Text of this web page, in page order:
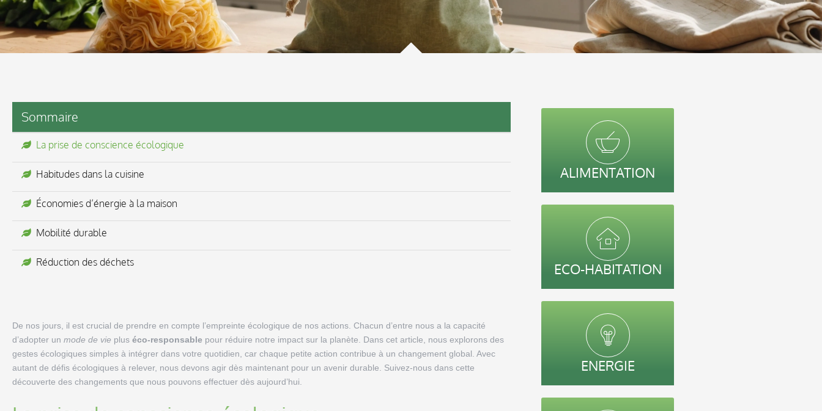
Sommaire
La prise de conscience écologique
Habitudes dans la cuisine
Économies d’énergie à la maison
Mobilité durable
Réduction des déchets
De nos jours, il est crucial de prendre en compte l’empreinte écologique de nos actions. Chacun d’entre nous a la capacité
d’adopter un mode de vie plus éco-responsable pour réduire notre impact sur la planète. Dans cet article, nous explorons des
gestes écologiques simples à intégrer dans votre quotidien, car chaque petite action contribue à un changement global. Avec
autant de défis écologiques à relever, nous devons agir dès maintenant pour un avenir durable. Suivez-nous dans cette
découverte des changements que nous pouvons effectuer dès aujourd’hui.
ALIMENTATION
ECO-HABITATION
ENERGIE